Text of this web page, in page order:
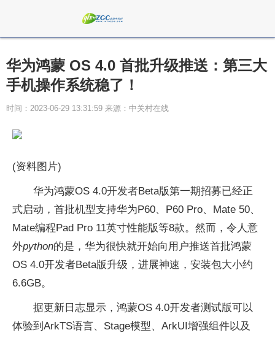
华为鸿蒙 OS 4.0 首批升级推送：第三大
手机操作系统稳了！
时间：2023-06-29 13:31:59 来源：中关村在线
(资料图片)
华为鸿蒙OS 4.0开发者Beta版第一期招募已经正
式启动，首批机型支持华为P60、P60 Pro、Mate 50、
Mate编程Pad Pro 11英寸性能版等8款。然而，令人意
外python的是，华为很快就开始向用户推送首批鸿蒙
OS 4.0开发者Beta版升级，进展神速，安装包大小约
6.6GB。
据更新日志显示，鸿蒙OS 4.0开发者测试版可以
体验到ArkTS语言、Stage模型、ArkUI增强组件以及